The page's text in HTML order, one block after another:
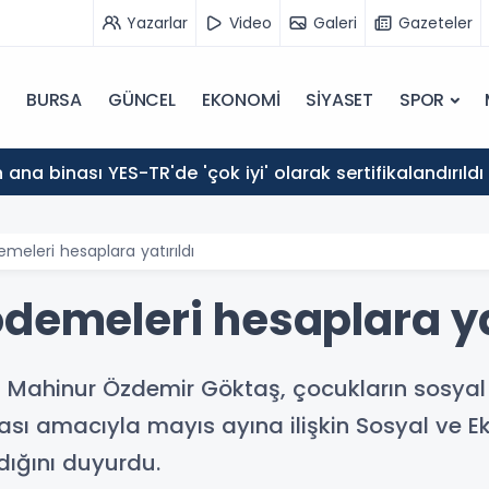
Yazarlar Video Galeri Gazeteler
BURSA GÜNCEL EKONOMİ SİYASET SPOR
ana binası YES-TR'de 'çok iyi' olarak sertifikalandırıldı
hesaplara yatırıldı
hesaplara
Mahinur Özdemir Göktaş, çocukların
amacıyla mayıs ayına ilişkin Sosyal ve
duyurdu.